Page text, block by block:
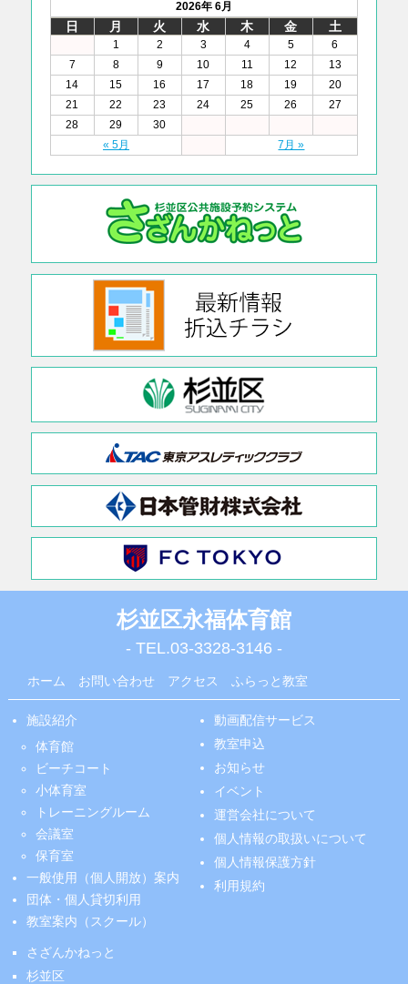
2026年 6月
日 月 火 水 木 金 土
1 2 3 4 5
6
7
8 9 10 11 12
13
14
15 16 17 18 19
20
21
22 23 24 25 26
27
28
29
30
« 5月
7月 »
杉並区永福体育館
- TEL.03-3328-3146 -
ホーム お問い合わせ アクセス ふらっと教室
施設紹介
体育館
ビーチコート
小体育室
トレーニングルーム
会議室
保育室
一般使用（個人開放）案内
団体・個人貸切利用
教室案内（スクール）
動画配信サービス
教室申込
お知らせ
イベント
運営会社について
個人情報の取扱いについて
個人情報保護方針
利用規約
さざんかねっと
杉並区